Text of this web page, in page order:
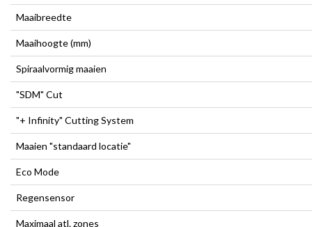
Maaibreedte
Maaihoogte (mm)
Spiraalvormig maaien
"SDM" Cut
"+ Infinity" Cutting System
Maaien "standaard locatie"
Eco Mode
Regensensor
Maximaal atl. zones